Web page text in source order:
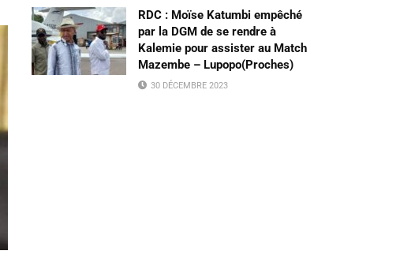
RDC : Moïse Katumbi empêché
par la DGM de se rendre à
Kalemie pour assister au Match
Mazembe – Lupopo(Proches)
30 DÉCEMBRE 2023